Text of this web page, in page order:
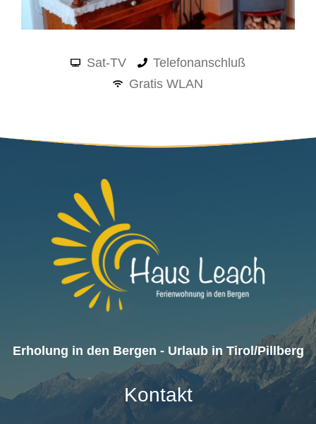
Sat-TV
Telefonanschluß
Gratis WLAN
Erholung in den Bergen - Urlaub in Tirol/Pillberg
Kontakt